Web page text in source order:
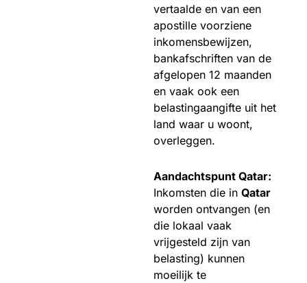
vertaalde en van een
apostille voorziene
inkomensbewijzen,
bankafschriften van de
afgelopen 12 maanden
en vaak ook een
belastingaangifte uit het
land waar u woont,
overleggen.
Aandachtspunt Qatar:
Inkomsten die in Qatar
worden ontvangen (en
die lokaal vaak
vrijgesteld zijn van
belasting) kunnen
moeilijk te